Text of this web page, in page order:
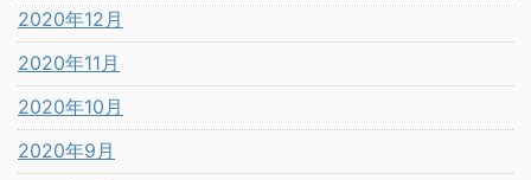
2020年12月
2020年11月
2020年10月
2020年9月